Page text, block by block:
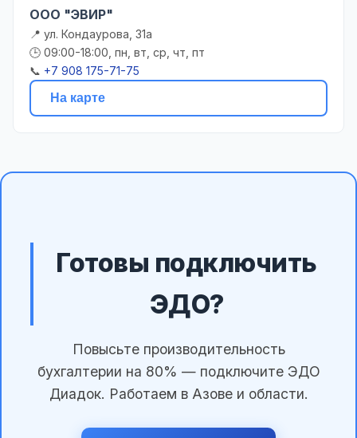
ООО "ЭВИР"
📍 ул. Кондаурова, 31а
🕒 09:00-18:00, пн, вт, ср, чт, пт
📞 +7 908 175-71-75
На карте
Готовы подключить
ЭДО?
Повысьте производительность
бухгалтерии на 80% — подключите ЭДО
Диадок. Работаем в Азове и области.